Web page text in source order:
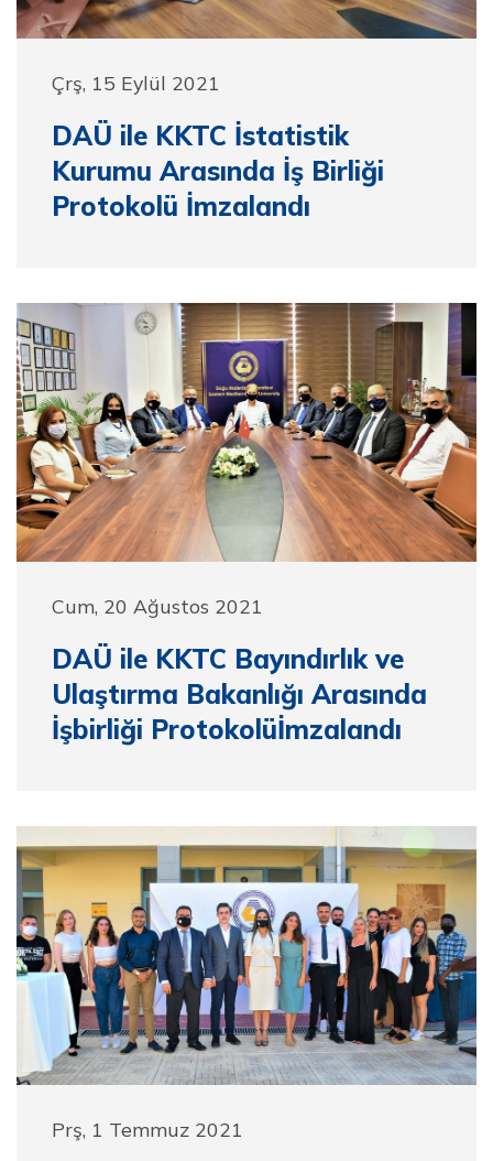
Çrş, 15 Eylül 2021
DAÜ ile KKTC İstatistik
Kurumu Arasında İş Birliği
Protokolü İmzalandı
Cum, 20 Ağustos 2021
DAÜ ile KKTC Bayındırlık ve
Ulaştırma Bakanlığı Arasında
İşbirliği Protokolüİmzalandı
Prş, 1 Temmuz 2021